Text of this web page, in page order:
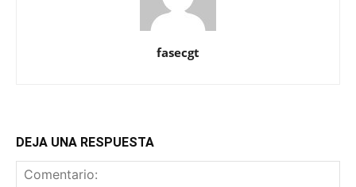
fasecgt
DEJA UNA RESPUESTA